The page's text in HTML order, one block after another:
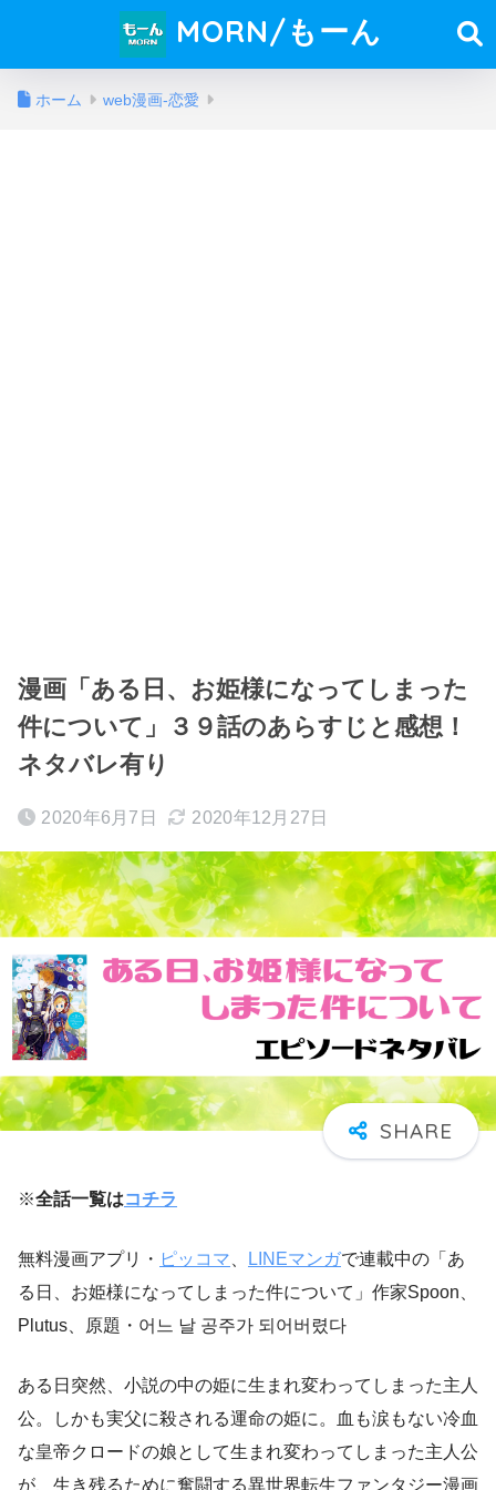
MORN/もーん
ホーム web漫画-恋愛
漫画「ある日、お姫様になってしまった
件について」３９話のあらすじと感想！
ネタバレ有り
2020年6月7日 2020年12月27日
※全話一覧はコチラ
無料漫画アプリ・ ピッコマ LINEマンガで連載中の「あ
る日、お姫様になってしまった件について」作家Spoon、
Plutus、原題・어느 날 공주가 되어버렸다
ある日突然、小説の中の姫に生まれ変わってしまった主人
公。しかも実父に殺される運命の姫に。血も涙もない冷血
な皇帝クロードの娘として生まれ変わってしまった主人公
が、生き残るために奮闘する異世界転生ファンタジー漫画